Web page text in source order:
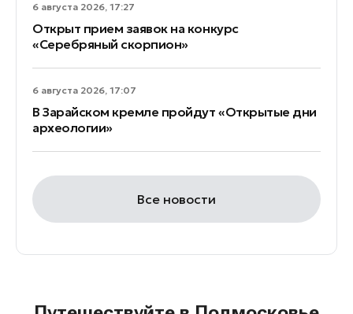
6 августа 2026, 17:27
Открыт прием заявок на конкурс
«Серебряный скорпион»
6 августа 2026, 17:07
В Зарайском кремле пройдут «Открытые дни
археологии»
Все новости